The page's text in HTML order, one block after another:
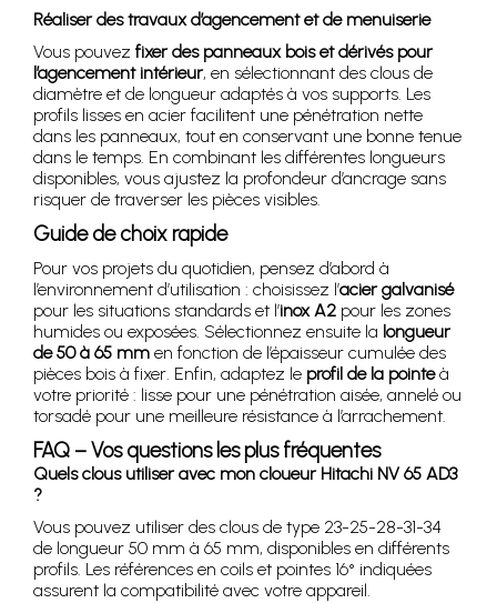
Réaliser des travaux d’agencement et de menuiserie
Vous pouvez fixer des panneaux bois et dérivés pour
l’agencement intérieur, en sélectionnant des clous de
diamètre et de longueur adaptés à vos supports. Les
profils lisses en acier facilitent une pénétration nette
dans les panneaux, tout en conservant une bonne tenue
dans le temps. En combinant les différentes longueurs
disponibles, vous ajustez la profondeur d’ancrage sans
risquer de traverser les pièces visibles.
Guide de choix rapide
Pour vos projets du quotidien, pensez d’abord à
l’environnement d’utilisation : choisissez l’acier galvanisé
pour les situations standards et l’inox A2 pour les zones
humides ou exposées. Sélectionnez ensuite la longueur
de 50 à 65 mm en fonction de l’épaisseur cumulée des
pièces bois à fixer. Enfin, adaptez le profil de la pointeà
votre priorité : lisse pour une pénétration aisée, annelé ou
torsadé pour une meilleure résistance à l’arrachement.
FAQ – Vos questions les plus fréquentes
Quels clous utiliser avec mon cloueur Hitachi NV 65 AD3
?
Vous pouvez utiliser des clous de type 23-25-28-31-34
de longueur 50 mm à 65 mm, disponibles en différents
profils. Les références en coils et pointes 16° indiquées
assurent la compatibilité avec votre appareil.